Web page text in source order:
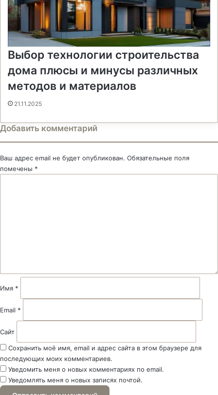
Выбор технологии строительства
дома плюсы и минусы различных
методов и материалов
21.11.2025
Добавить комментарий
Ваш адрес email не будет опубликован. Обязательные поля
помечены *
и
й
Имя *
Email *
Сайт
Сохранить моё имя, email и адрес сайта в этом браузере для
последующих моих комментариев.
Уведомить меня о новых комментариях по email.
Уведомлять меня о новых записях почтой.